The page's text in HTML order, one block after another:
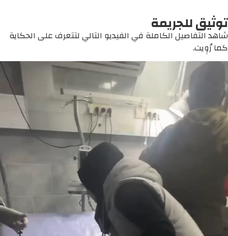
توثيق للجريمة
شاهد التفاصيل الكاملة في الفيديو التالي لتتعرف على الحكاية
كما رُوِيت.